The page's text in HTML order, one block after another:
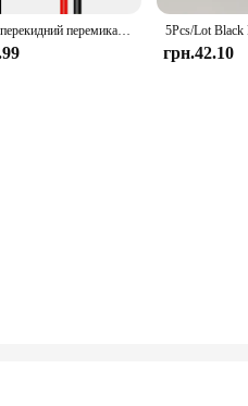
Круглий перекидний перемикач 12 В змінного струму 6 A/250 В 10 A/125 В SPST 2-контактний 2-позиційний тумблер увімкнення/вимкнення для автомобіля, човна, автомобіля, автофургону, чорний
грн.42.10